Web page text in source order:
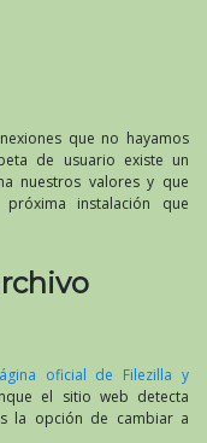
que no hayamos
de usuario existe un
nuestros valores y que
instalación que
oficial de Filezilla y
el sitio web detecta
la opción de cambiar a